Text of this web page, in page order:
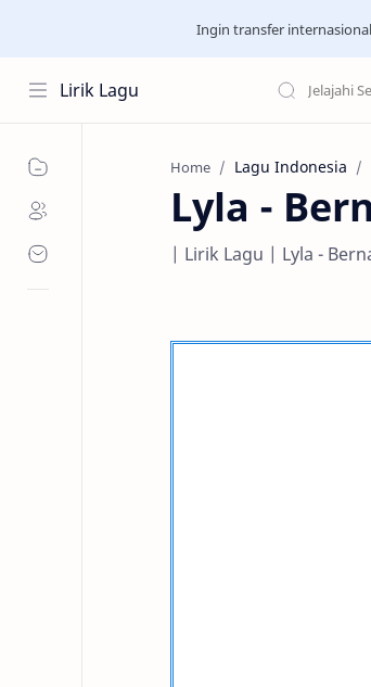
Ingin transfer
Lirik Lagu
Home Lagu Indonesia
Lyla -
| Lirik Lagu | Lyla -